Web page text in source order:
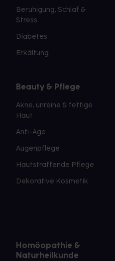
Beruhigung, Schlaf &
Stress
Diabetes
Erkältung
Beauty & Pflege
Akne, unreine & fettige
Haut
Anti-Age
Augenpflege
Hautstraffende Pflege
Dekorative Kosmetik
Homöopathie &
Naturheilkunde